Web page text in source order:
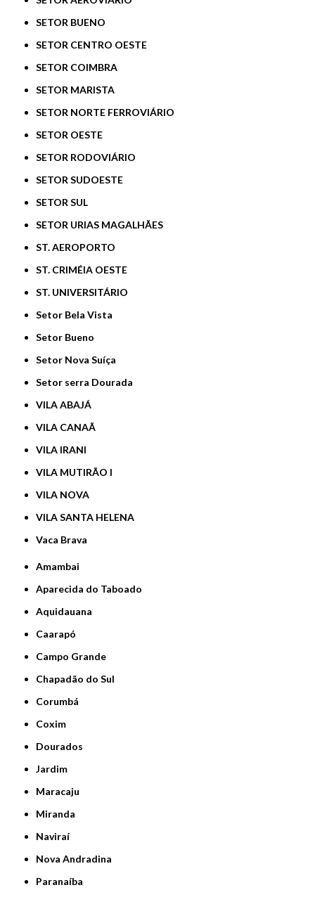
SETOR BUENO
SETOR CENTRO OESTE
SETOR COIMBRA
SETOR MARISTA
SETOR NORTE FERROVIÁRIO
SETOR OESTE
SETOR RODOVIÁRIO
SETOR SUDOESTE
SETOR SUL
SETOR URIAS MAGALHÃES
ST. AEROPORTO
ST. CRIMÉIA OESTE
ST. UNIVERSITÁRIO
Setor Bela Vista
Setor Bueno
Setor Nova Suíça
Setor serra Dourada
VILA ABAJÁ
VILA CANAÃ
VILA IRANI
VILA MUTIRÃO I
VILA NOVA
VILA SANTA HELENA
Vaca Brava
Amambai
Aparecida do Taboado
Aquidauana
Caarapó
Campo Grande
Chapadão do Sul
Corumbá
Coxim
Dourados
Jardim
Maracaju
Miranda
Naviraí
Nova Andradina
Paranaíba